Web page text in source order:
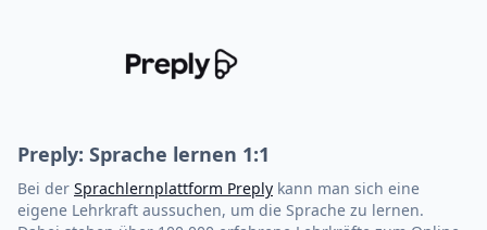
Preply: Sprache lernen 1:1
Bei der Sprachlernplattform Preply kann man sich eine
eigene Lehrkraft aussuchen, um die Sprache zu lernen.